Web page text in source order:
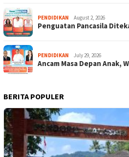
PENDIDIKAN August 2, 2026
Penguatan Pancasila
PENDIDIKAN July 29, 2026
Ancam Masa Depan Anak,
BERITA POPULER